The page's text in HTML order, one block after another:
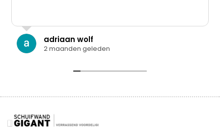
adriaan wolf
2 maanden geleden